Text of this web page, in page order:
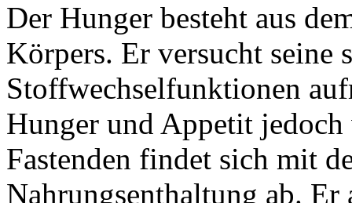
Der Hunger besteht aus
Körpers. Er versucht seine
Stoffwechselfunktionen
Hunger und Appetit jedoch
Fastenden findet sich mit
Nahrungsenthaltung ab.